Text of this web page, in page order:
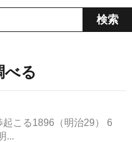
べる
こる1896（明治29） 6